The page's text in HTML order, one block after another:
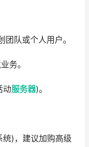
队或个人用户。
务。
动服务器)。
)，建议加购高级